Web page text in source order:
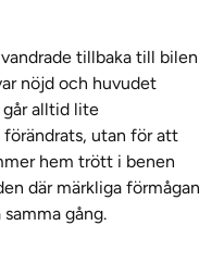
tillbaka till bilen
nöjd och huvudet
går alltid lite
utan för att
hem trött i benen
där märkliga förmågan
gång.